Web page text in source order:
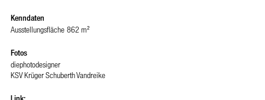
Kenndaten
Ausstellungsfläche 862 m²
Fotos
diephotodesigner
KSV Krüger Schuberth Vandreike
Link: